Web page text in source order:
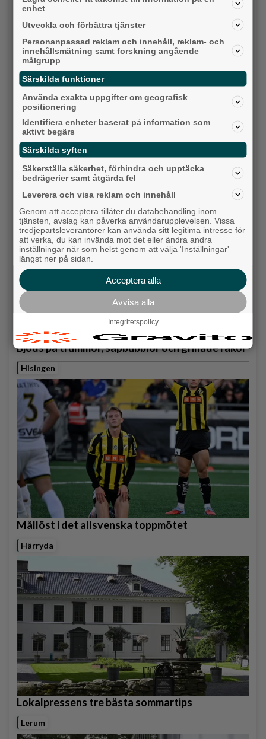
Detta händer i Alingsås 3–10 augusti
Backa/Kärra
Karnevalstämning på Backadagen
Bjöds på trummor, såpbubblor och grillade räkor
Hisingen
Mållöst i det allsvenska toppmötet
Härryda
Lokalpressens tre bästa sommartips
Lerum
enhet
Utveckla och förbättra tjänster
Personanpassad reklam och innehåll, reklam- och
innehållsmätning samt forskning angående
målgrupp
Särskilda funktioner
Använda exakta uppgifter om geografisk
positionering
Identifiera enheter baserat på information som
aktivt begärs
Särskilda syften
Säkerställa säkerhet, förhindra och upptäcka
bedrägerier samt åtgärda fel
Leverera och visa reklam och innehåll
Genom att acceptera tillåter du databehandling inom
tjänsten, avslag kan påverka användarupplevelsen. Vissa
tredjepartsleverantörer kan använda sitt legitima intresse för
att verka, du kan invända mot det eller ändra andra
inställningar när som helst genom att välja 'Inställningar'
längst ner på sidan.
Acceptera alla
Avvisa alla
Integritetspolicy